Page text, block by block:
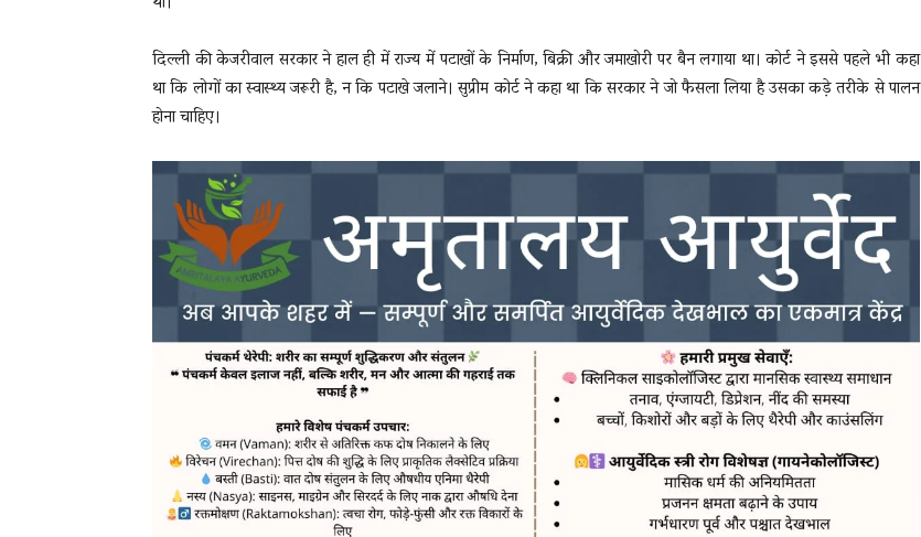
दिल्ली की केजरीवाल सरकार ने हाल ही में राज्य में पटाखों के निर्माण, बिक्री और जमाखोरी पर बैन लगाया था। कोर्ट ने इससे पहले भी कहा
था कि लोगों का स्वास्थ्य जरूरी है, न कि पटाखे जलाने। सुप्रीम कोर्ट ने कहा था कि सरकार ने जो फैसला लिया है उसका कड़े तरीके से पालन
होना चाहिए।